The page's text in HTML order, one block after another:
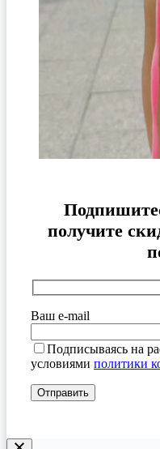
получите
Ваш e-mail
Подписываясь на
условиями политики